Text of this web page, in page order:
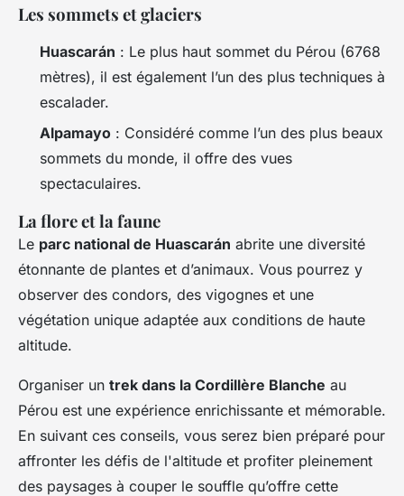
Les sommets et glaciers
Huascarán : Le plus haut sommet du Pérou (6768
mètres), il est également l’un des plus techniques à
escalader.
Alpamayo : Considéré comme l’un des plus beaux
sommets du monde, il offre des vues
spectaculaires.
La flore et la faune
Le parc national de Huascarán abrite une diversité
étonnante de plantes et d’animaux. Vous pourrez y
observer des condors, des vigognes et une
végétation unique adaptée aux conditions de haute
altitude.
Organiser un trek dans la Cordillère Blanche au
Pérou est une expérience enrichissante et mémorable.
En suivant ces conseils, vous serez bien préparé pour
affronter les défis de l'altitude et profiter pleinement
des paysages à couper le souffle qu’offre cette